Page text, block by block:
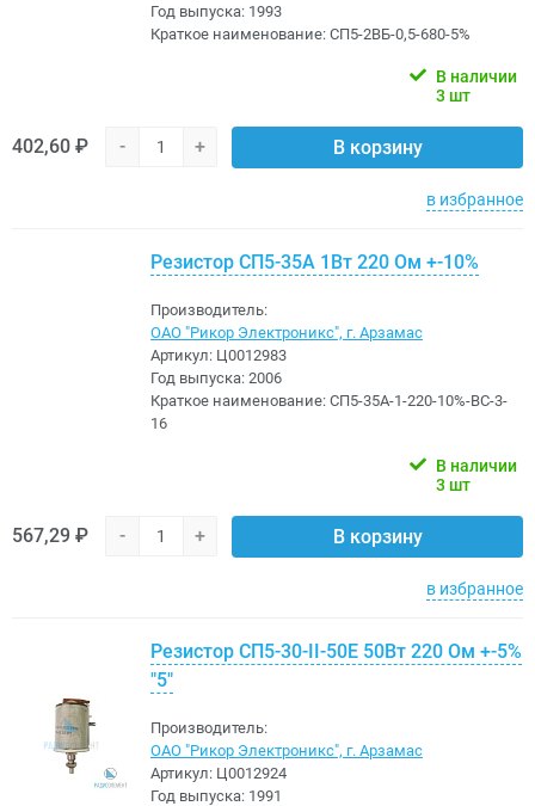
Год выпуска: 1993
Краткое наименование: СП5-2ВБ-0,5-680-5%
В наличии
3 шт
402,60 ₽ - + В корзину
в избранное
Резистор СП5-35А 1Вт 220 Ом +-10%
Производитель:
ОАО "Рикор Электроникс", г. Арзамас
Артикул: Ц0012983
Год выпуска: 2006
Краткое наименование: СП5-35А-1-220-10%-ВС-3-
16
В наличии
3 шт
567,29 ₽ - + В корзину
в избранное
Резистор СП5-30-II-50Е 50Вт 220 Ом +-5%
"5"
Производитель:
ОАО "Рикор Электроникс", г. Арзамас
Артикул: Ц0012924
Год выпуска: 1991